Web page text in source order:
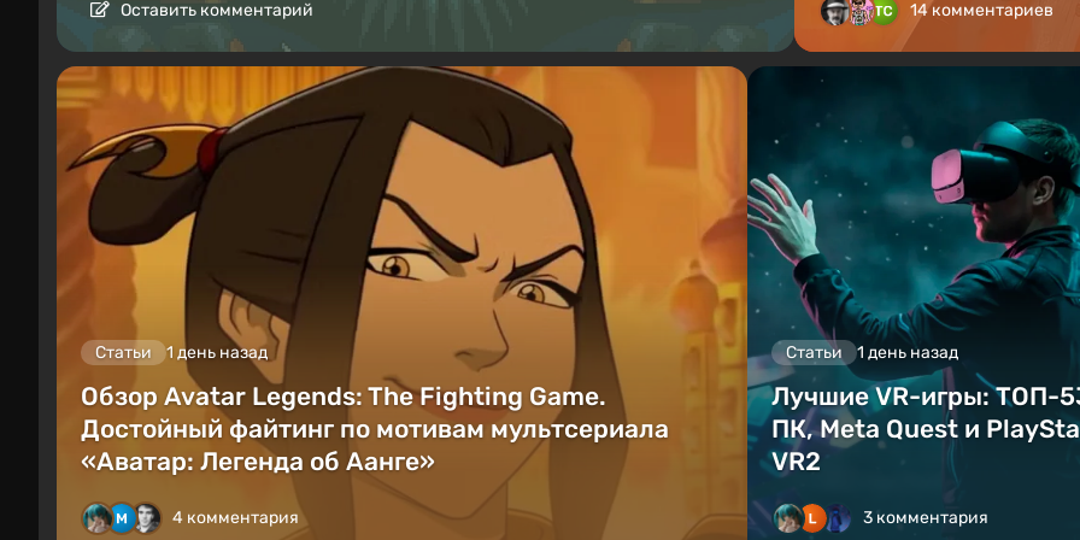
Оставить комментарий 14 комментариев
Статьи 1 день назад
Обзор Avatar Legends: The Fighting Game.
Достойный файтинг по мотивам мультсериала
«Аватар: Легенда об Аанге»
4 комментария
Статьи 1 день назад
Лучшие VR-игры: ТОП-
ПК, Meta Quest и
VR2
3 комментария